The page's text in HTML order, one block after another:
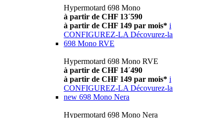
Hypermotard 698 Mono
à partir de CHF 13´590
à partir de CHF 149 par mois* i
CONFIGUREZ-LA Décovurez-la
698 Mono RVE
Hypermotard 698 Mono RVE
à partir de CHF 14´490
à partir de CHF 149 par mois* i
CONFIGUREZ-LA Décovurez-la
new 698 Mono Nera
Hypermotard 698 Mono Nera